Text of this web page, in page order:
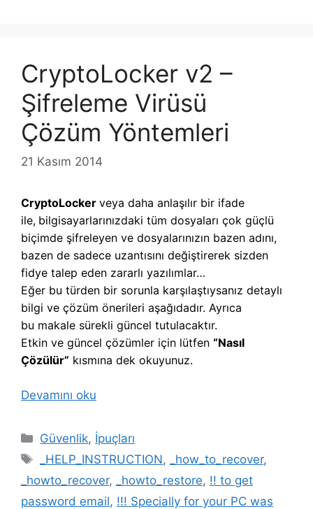
CryptoLocker v2 –
Şifreleme Virüsü
Çözüm Yöntemleri
21 Kasım 2014
CryptoLocker veya daha anlaşılır bir ifade
ile, bilgisayarlarınızdaki tüm dosyaları çok güçlü
biçimde şifreleyen ve dosyalarınızın bazen adını,
bazen de sadece uzantısını değiştirerek sizden
fidye talep eden zararlı yazılımlar…
Eğer bu türden bir sorunla karşılaştıysanız detaylı
bilgi ve çözüm önerileri aşağıdadır. Ayrıca
bu makale sürekli güncel tutulacaktır.
Etkin ve güncel çözümler için lütfen “Nasıl
Çözülür” kısmına dek okuyunuz.
Devamını oku
Kategoriler
Güvenlik, İpuçları
Etiketler
_HELP_INSTRUCTION, _how_to_recover,
_howto_recover, _howto_restore, !! to get
password email, !!! Specially for your PC was